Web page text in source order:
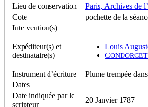
Lieu de conservation
Paris, Archives de
Cote
pochette de la
Intervention(s)
Expéditeur(s) et
destinataire(s)
Louis
CONDORCET
Instrument d’écriture
Plume trempée
Dates
Date indiquée par le
scripteur
20 Janvier 1787